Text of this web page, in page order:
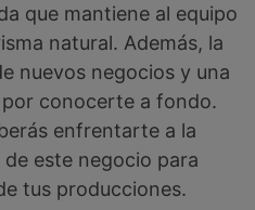
que mantiene al equipo
natural. Además, la
nuevos negocios y una
conocerte a fondo.
enfrentarte a la
este negocio para
tus producciones.